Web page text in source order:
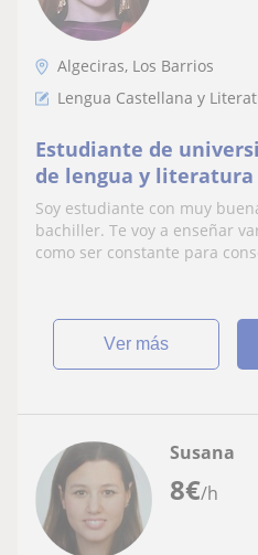
Algeciras, Los Barrios
Lengua Castellana y
Estudiante de
de lengua y literatura
Soy estudiante con muy
bachiller. Te voy a enseñar
como ser constante para
ver más
8€/h
Susana